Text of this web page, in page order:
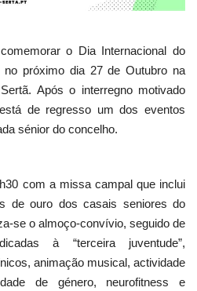
o Dia Internacional do
no próximo dia 27 de Outubro na
Após o interregno motivado
de regresso um dos eventos
sénior do concelho.
com a missa campal que inclui
de ouro dos casais seniores do
se o almoço-convívio, seguido de
à “terceira juventude”,
animação musical, actividade
de género, neurofitness e